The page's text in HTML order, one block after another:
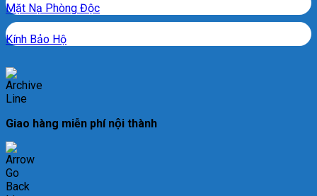
Mặt Nạ Phòng Độc
Kính Bảo Hộ
Giao hàng miễn phí nội thành